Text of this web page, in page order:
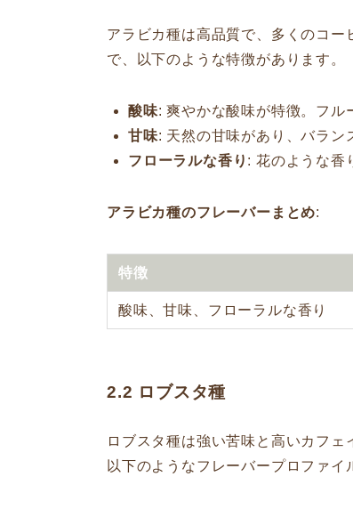
アラビカ種は高品質で、多くのコ
で、以下のような特徴があります。
酸味: 爽やかな酸味が特徴。フル
甘味: 天然の甘味があり、バラン
フローラルな香り : 花のような香
アラビカ種のフレーバーまとめ:
特徴
酸味、甘味、フローラルな香り
2.2 ロブスタ種
ロブスタ種は強い苦味と高いカフェ
以下のようなフレーバープロファイ